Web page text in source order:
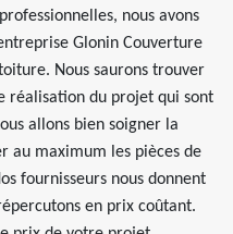
nous avons
Glonin Couverture
Nous saurons trouver
réalisation du projet qui sont
allons bien soigner la
au maximum les pièces de
fournisseurs nous donnent
en prix coûtant.